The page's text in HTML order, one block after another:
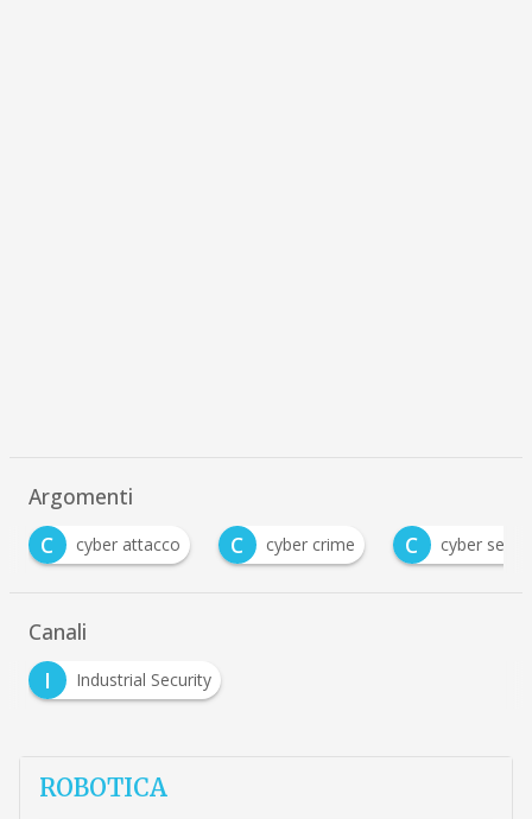
Argomenti
C
cyber crime C cyber security C cybercrime
Canali
I
Industrial Security
ROBOTICA